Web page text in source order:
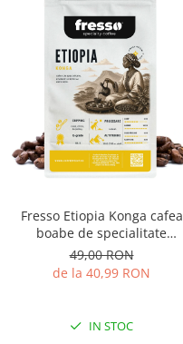
Fresso Etiopia Konga cafea
boabe de specialitate
proaspăt prăjită
49,00 RON
de la 40,99 RON
IN STOC